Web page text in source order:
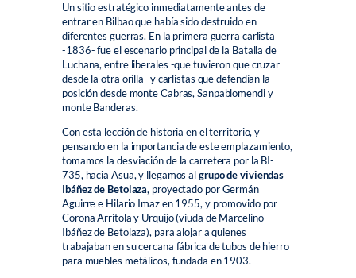
Un sitio estratégico inmediatamente antes de
entrar en Bilbao que había sido destruido en
diferentes guerras. En la primera guerra carlista
-1836- fue el escenario principal de la Batalla de
Luchana, entre liberales -que tuvieron que cruzar
desde la otra orilla- y carlistas que defendían la
posición desde monte Cabras, Sanpablomendi y
monte Banderas.
Con esta lección de historia en el territorio, y
pensando en la importancia de este emplazamiento,
tomamos la desviación de la carretera por la BI-
735, hacia Asua, y llegamos algrupo de viviendas
Ibáñez de Betolaza, proyectado por Germán
Aguirre e Hilario Imaz en 1955, y promovido por
Corona Arritola y Urquijo (viuda de Marcelino
Ibáñez de Betolaza), para alojar a quienes
trabajaban en su cercana fábrica de tubos de hierro
para muebles metálicos, fundada en 1903.